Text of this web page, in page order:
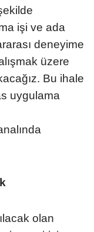
işi ve ada
deneyime
üzere
Bu ihale
uygulama
olan